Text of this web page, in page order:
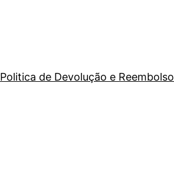
Politica de Devolução e Reembolso